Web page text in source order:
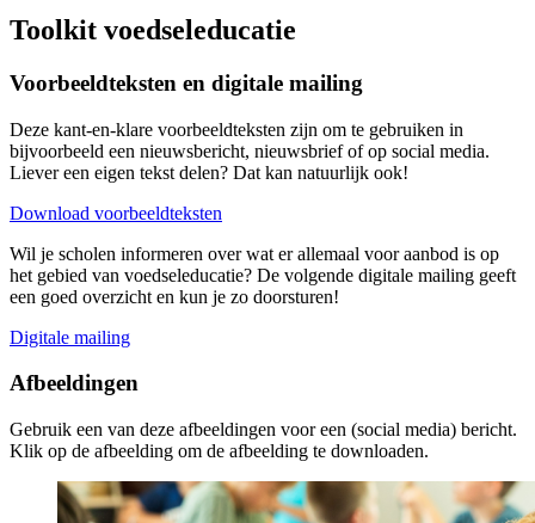
Toolkit voedseleducatie
Voorbeeldteksten en digitale mailing
Deze kant-en-klare voorbeeldteksten zijn om te gebruiken in
bijvoorbeeld een nieuwsbericht, nieuwsbrief of op social media.
Liever een eigen tekst delen? Dat kan natuurlijk ook!
Download voorbeeldteksten
Wil je scholen informeren over wat er allemaal voor aanbod is op
het gebied van voedseleducatie? De volgende digitale mailing geeft
een goed overzicht en kun je zo doorsturen!
Digitale mailing
Afbeeldingen
Gebruik een van deze afbeeldingen voor een (social media) bericht.
Klik op de afbeelding om de afbeelding te downloaden.